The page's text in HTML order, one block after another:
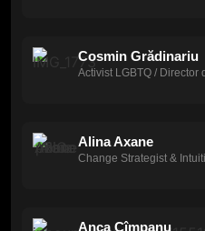
Cosmin Grădinariu
Activist LGBTQ / Director
Alina Axane
Change Strategist &
Anca Cîmpanu